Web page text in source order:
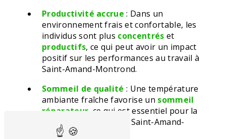
Productivité accrue : Dans un
environnement frais et confortable, les
individus sont plus concentrés et
productifs, ce qui peut avoir un impact
positif sur les performances au travail à
Saint-Amand-Montrond.
Sommeil de qualité : Une température
ambiante fraîche favorise un sommeil
réparateur , ce qui est essentiel pour la
santé et le bien-être à Saint-Amand-
Montrond.